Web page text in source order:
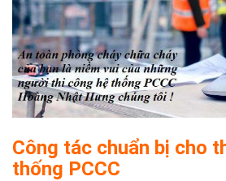
Công tác chuẩn bị cho
thống PCCC